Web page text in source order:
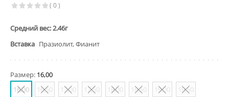
( 0 )
Средний вес: 2.46г
Вставка Празиолит, Фианит
Размер: 16,00
16,00
16,50 17,00 17,50 18,00 18,50 19,00
19,50